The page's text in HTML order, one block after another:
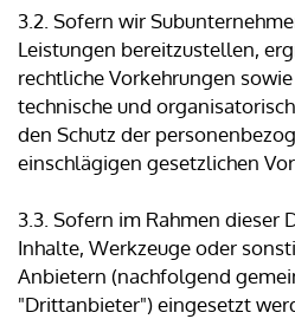
3.2. Sofern wir
Leistungen bereitzustellen,
rechtliche Vorkehrungen
technische und
den Schutz der
einschlägigen gesetzlichen
3.3. Sofern im Rahmen dieser
Inhalte, Werkzeuge oder
Anbietern (nachfolgend
"Drittanbieter") eingesetzt